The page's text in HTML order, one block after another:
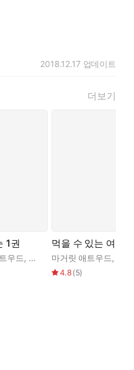
2018.12.17 업데이트
더보기
1권
우드, 차은정
먹을 수 있는 여자
마거릿 애트우드,
4.8(5)